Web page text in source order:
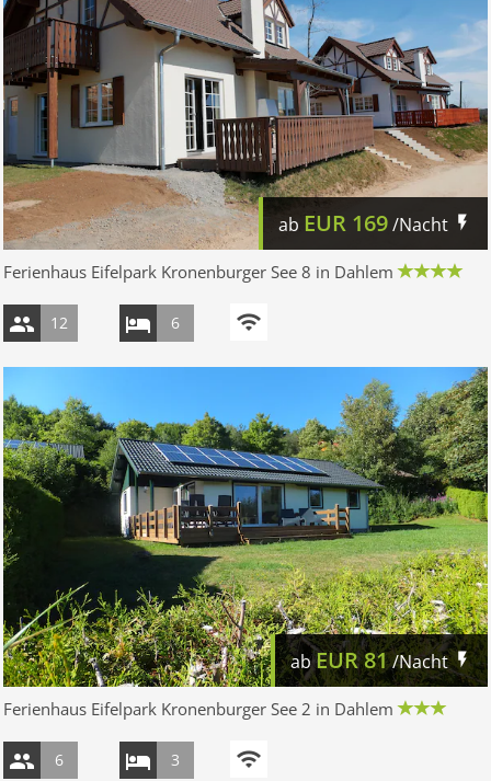
ab EUR 169/Nacht
Ferienhaus Eifelpark Kronenburger See 8 in Dahlem
12 6
abEUR81/Nacht
Ferienhaus Eifelpark Kronenburger See 2 in Dahlem
6 3